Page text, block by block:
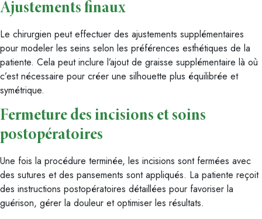
Ajustements finaux
Le chirurgien peut effectuer des ajustements supplémentaires
pour modeler les seins selon les préférences esthétiques de la
patiente. Cela peut inclure l’ajout de graisse supplémentaire là où
c’est nécessaire pour créer une silhouette plus équilibrée et
symétrique.
Fermeture des incisions et soins
postopératoires
Une fois la procédure terminée, les incisions sont fermées avec
des sutures et des pansements sont appliqués. La patiente reçoit
des instructions postopératoires détaillées pour favoriser la
guérison, gérer la douleur et optimiser les résultats.